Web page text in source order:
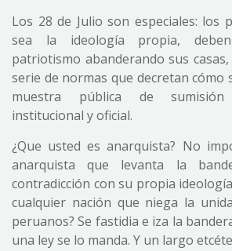
Los 28 de Julio son especiales: los
sea la ideología propia,
patriotismo abanderando sus
serie de normas que decretan cómo
muestra pública de
institucional y oficial.
¿Que usted es anarquista? No
anarquista que levanta la
contradicción con su propia
cualquier nación que niega la
peruanos? Se fastidia e iza la
una ley se lo manda. Y un largo